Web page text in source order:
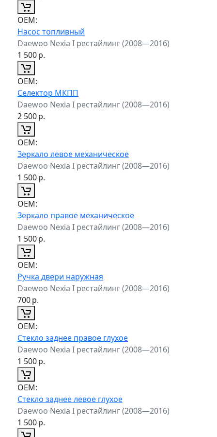
ОЕМ:
Насос топливный
Daewoo Nexia I рестайлинг (2008—2016)
1 500р.
ОЕМ:
Селектор МКПП
Daewoo Nexia I рестайлинг (2008—2016)
2 500р.
ОЕМ:
Зеркало левое механическое
Daewoo Nexia I рестайлинг (2008—2016)
1 500р.
ОЕМ:
Зеркало правое механическое
Daewoo Nexia I рестайлинг (2008—2016)
1 500р.
ОЕМ:
Ручка двери наружная
Daewoo Nexia I рестайлинг (2008—2016)
700р.
ОЕМ:
Стекло заднее правое глухое
Daewoo Nexia I рестайлинг (2008—2016)
1 500р.
ОЕМ:
Стекло заднее левое глухое
Daewoo Nexia I рестайлинг (2008—2016)
1 500р.